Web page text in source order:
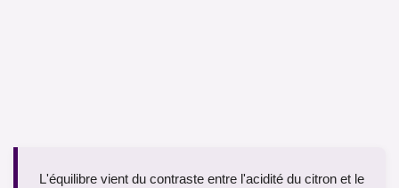
L'équilibre vient du contraste entre l'acidité du citron et le